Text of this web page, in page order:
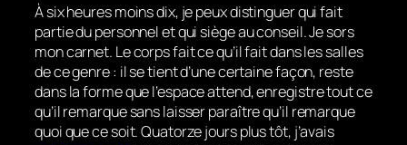
À six heures moins dix, je peux distinguer qui fait
partie du personnel et qui siège au conseil. Je sors
mon carnet. Le corps fait ce qu’il fait dans les salles
de ce genre : il se tient d’une certaine façon, reste
dans la forme que l’espace attend, enregistre tout ce
qu’il remarque sans laisser paraître qu’il remarque
quoi que ce soit. Quatorze jours plus tôt, j’avais